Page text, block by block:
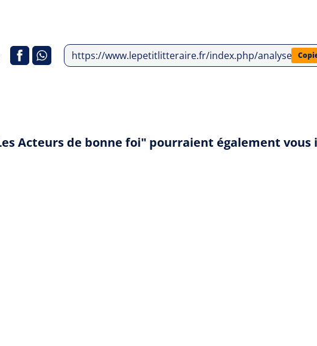
https://www.lepetitlitteraire.fr/index.php/analyses-
Acteurs de bonne foi" pourraient également vous